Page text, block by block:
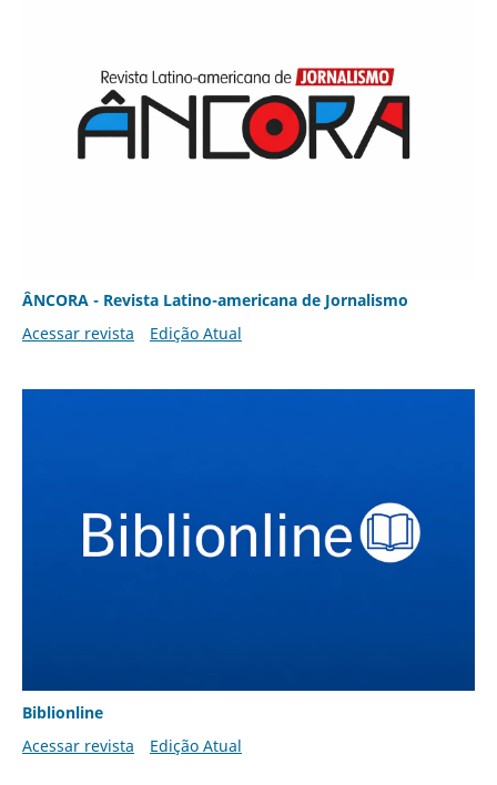
ÂNCORA - Revista Latino-americana de Jornalismo
Acessar revista
Edição Atual
Biblionline
Acessar revista
Edição Atual